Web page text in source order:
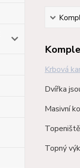
Krbová
Dvířka
Masivní
Topný